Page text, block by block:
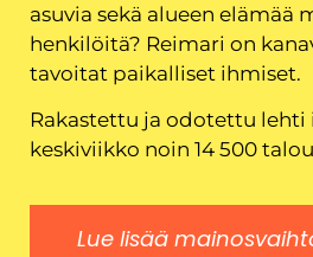
asuvia sekä alueen elämää
henkilöitä? Reimari on
tavoitat paikalliset ihmiset.
Rakastettu ja odotettu lehti
keskiviikko noin 14 500
Lue lisää